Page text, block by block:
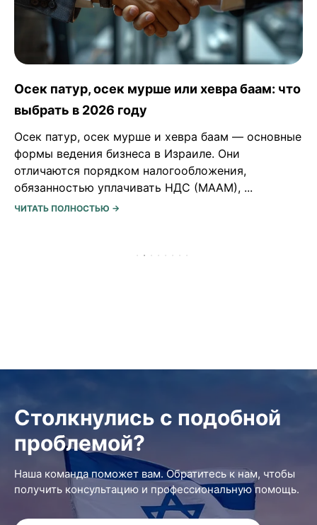
Осек патур, осек мурше или хевра баам: что
выбрать в 2026 году
Осек патур, осек мурше и хевра баам — основные
формы ведения бизнеса в Израиле. Они
отличаются порядком налогообложения,
обязанностью уплачивать НДС (МААМ), ...
ЧИТАТЬ ПОЛНОСТЬЮ →
Столкнулись с подобной
проблемой?
Наша команда поможет вам. Обратитесь к нам, чтобы
получить консультацию и профессиональную помощь.